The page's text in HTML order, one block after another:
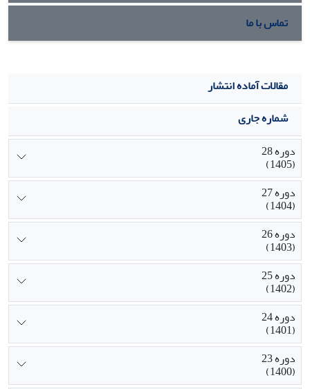
تماس با ما
مقالات آماده انتشار
شماره جاری
دوره 28
(1405)
دوره 27
(1404)
دوره 26
(1403)
دوره 25
(1402)
دوره 24
(1401)
دوره 23
(1400)